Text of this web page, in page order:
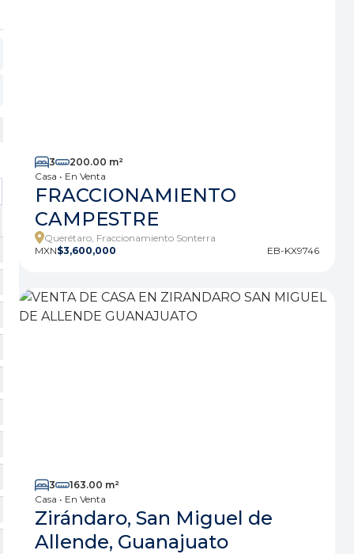
3
200.00 m²
Casa • En Venta
FRACCIONAMIENTO
CAMPESTRE
Querétaro, Fraccionamiento Sonterra
MXN$3,600,000 EB-KX9746
3
163.00 m²
Casa • En Venta
Zirándaro, San Miguel de
Allende, Guanajuato